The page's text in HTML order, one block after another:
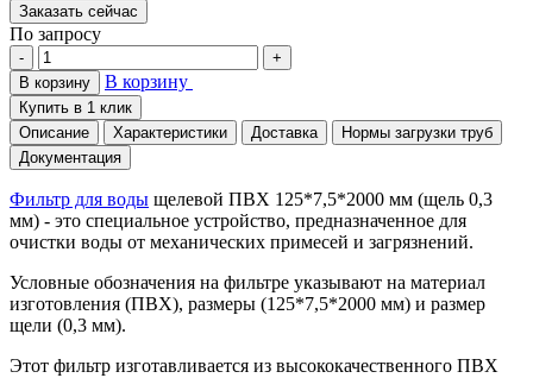
Заказать сейчас
По запросу
-
+
В корзину
В корзину
Купить в 1 клик
Описание
Характеристики Доставка
Нормы загрузки труб
Документация
Фильтр для воды щелевой ПВХ 125*7,5*2000 мм (щель 0,3
мм) - это специальное устройство, предназначенное для
очистки воды от механических примесей и загрязнений.
Условные обозначения на фильтре указывают на материал
изготовления (ПВХ), размеры (125*7,5*2000 мм) и размер
щели (0,3 мм).
Этот фильтр изготавливается из высококачественного ПВХ